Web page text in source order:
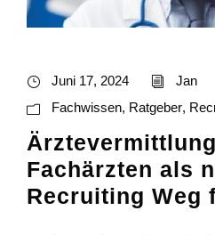
Juni 17, 2024
Jan
Fachwissen, Ratgeber,
Fachärzten als
Recruiting Weg